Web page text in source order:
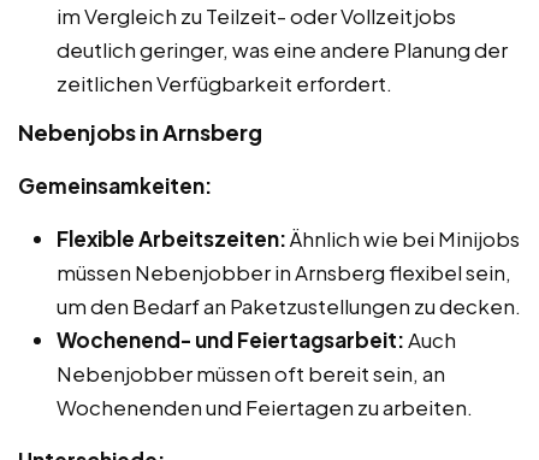
im Vergleich zu Teilzeit- oder Vollzeitjobs
deutlich geringer, was eine andere Planung der
zeitlichen Verfügbarkeit erfordert.
Nebenjobs in Arnsberg
Gemeinsamkeiten:
Flexible Arbeitszeiten:Ähnlich wie bei Minijobs
müssen Nebenjobber in Arnsberg flexibel sein,
um den Bedarf an Paketzustellungen zu decken.
Wochenend- und Feiertagsarbeit:Auch
Nebenjobber müssen oft bereit sein, an
Wochenenden und Feiertagen zu arbeiten.